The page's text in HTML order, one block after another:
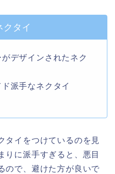
クタイ
デザインされたネク
派手なネクタイ
タイをつけているのを見
りに派手すぎると、悪目
ので、避けた方が良いで